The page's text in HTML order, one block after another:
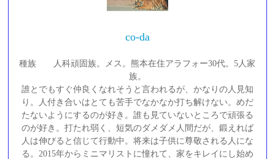
co-da
種族 人科頑固族。メス。熊本在住アラフォー30代。5人家
族。
誰とでもすぐ仲良くなれそうと言われるが、かなりの人見知
り。人付き合いはとても苦手でなかなか打ち解けない。めだ
たないようにするのが好き。誰も見ていないところで頑張る
のが好き。打たれ弱く、短気のダメダメ人間だが、鍛えれば
人は伸びると信じて行動中。将来は子供に尊敬される人にな
る。2015年からミニマリストに憧れて、家をキレイにし始め